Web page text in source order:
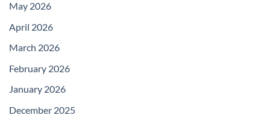
May 2026
April 2026
March 2026
February 2026
January 2026
December 2025